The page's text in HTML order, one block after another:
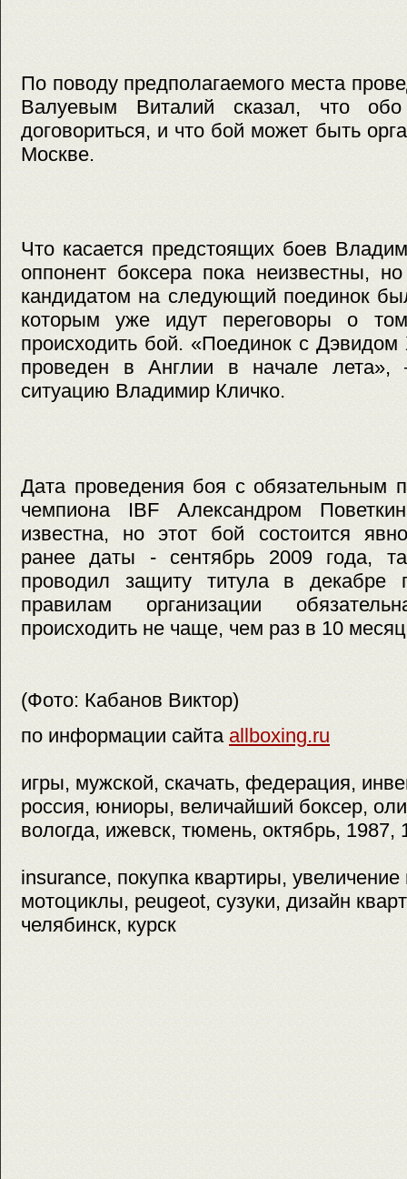
По поводу предполагаемого места
Валуевым Виталий сказал, что
договориться, и что бой может быть
Москве.
Что касается предстоящих боев
оппонент боксера пока неизвестны,
кандидатом на следующий поединок
которым уже идут переговоры о
происходить бой. «Поединок с Дэвидом
проведен в Англии в начале лета»,
ситуацию Владимир Кличко.
Дата проведения боя с обязательным
чемпиона IBF Александром
известна, но этот бой состоится
ранее даты - сентябрь 2009 года,
проводил защиту титула в декабре
правилам организации
происходить не чаще, чем раз в 10
(Фото: Кабанов Виктор)
по информации сайта allboxing.ru
игры, мужской, скачать, федерация,
россия, юниоры, величайший боксер,
вологда, ижевск, тюмень, октябрь, 1987,
insurance, покупка квартиры, увеличение
мотоциклы, peugeot, сузуки, дизайн
челябинск, курск